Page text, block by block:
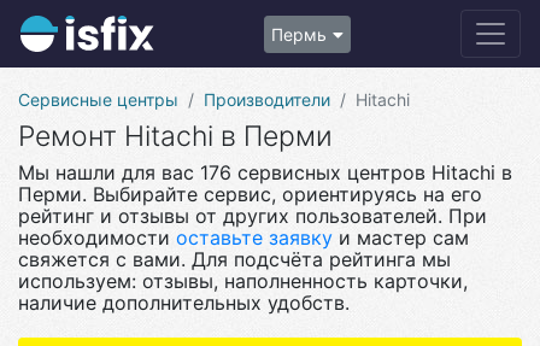
Пермь
Сервисные центры Производители Hitachi
Ремонт Hitachi в Перми
Мы нашли для вас 176 сервисных центров Hitachi в
Перми. Выбирайте сервис, ориентируясь на его
рейтинг и отзывы от других пользователей. При
необходимости оставьте заявку и мастер сам
свяжется с вами. Для подсчёта рейтинга мы
используем: отзывы, наполненность карточки,
наличие дополнительных удобств.